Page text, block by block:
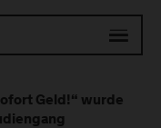
Geld!“ wurde